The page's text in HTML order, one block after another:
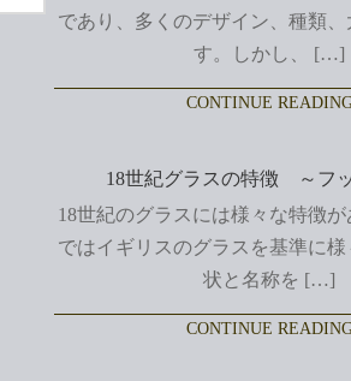
であり、多くのデザイン、種類、
す。しかし、 […]
CONTINUE
18世紀グラスの特徴 ～フ
18世紀のグラスには様々な特徴が
ではイギリスのグラスを基準に
状と名称を […]
CONTINUE